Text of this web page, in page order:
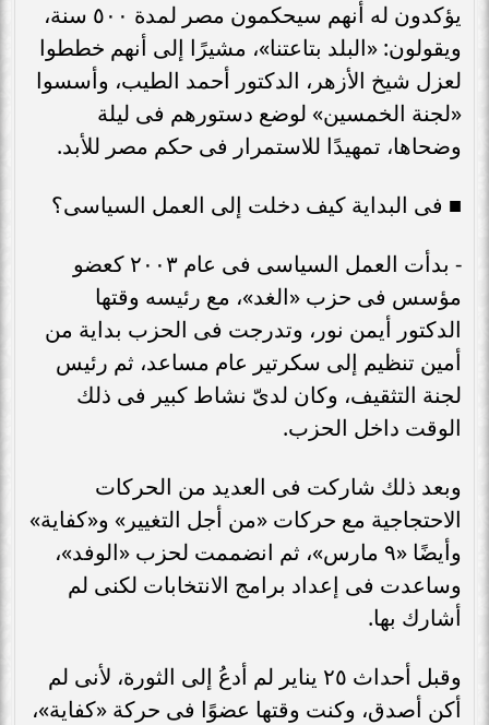
يؤكدون له أنهم سيحكمون مصر لمدة ٥٠٠ سنة،
ويقولون: «البلد بتاعتنا»، مشيرًا إلى أنهم خططوا
لعزل شيخ الأزهر، الدكتور أحمد الطيب، وأسسوا
«لجنة الخمسين» لوضع دستورهم فى ليلة
وضحاها، تمهيدًا للاستمرار فى حكم مصر للأبد.
■ فى البداية كيف دخلت إلى العمل السياسى؟
- بدأت العمل السياسى فى عام ٢٠٠٣ كعضو
مؤسس فى حزب «الغد»، مع رئيسه وقتها
الدكتور أيمن نور، وتدرجت فى الحزب بداية من
أمين تنظيم إلى سكرتير عام مساعد، ثم رئيس
لجنة التثقيف، وكان لدىّ نشاط كبير فى ذلك
الوقت داخل الحزب.
وبعد ذلك شاركت فى العديد من الحركات
الاحتجاجية مع حركات «من أجل التغيير» و«كفاية»
وأيضًا «٩ مارس»، ثم انضممت لحزب «الوفد»،
وساعدت فى إعداد برامج الانتخابات لكنى لم
أشارك بها.
وقبل أحداث ٢٥ يناير لم أدعُ إلى الثورة، لأنى لم
أكن أصدق، وكنت وقتها عضوًا فى حركة «كفاية»،